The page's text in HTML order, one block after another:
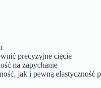
precyzyjne cięcie
na zapychanie
jak i pewną elastyczność